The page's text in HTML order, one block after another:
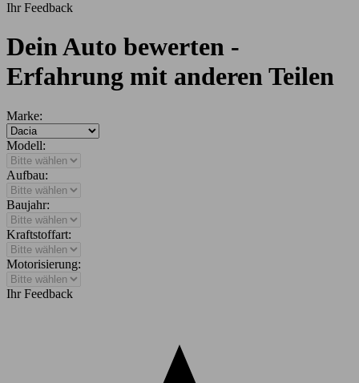
Ihr Feedback
Dein Auto bewerten -
Erfahrung mit anderen Teilen
Marke:
Modell:
Aufbau:
Baujahr:
Kraftstoffart:
Motorisierung:
Ihr Feedback